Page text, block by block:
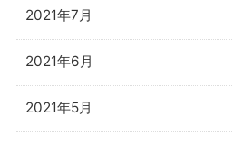
2021年7月
2021年6月
2021年5月